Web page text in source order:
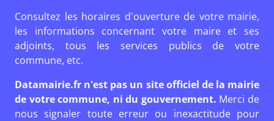
Consultez les horaires d'ouverture de votre mairie,
les informations concernant votre maire et ses
adjoints, tous les services publics de votre
commune, etc.
Datamairie.fr n'est pas un site officiel de la mairie
de votre commune, ni du gouvernement. Merci de
nous signaler toute erreur ou inexactitude pour